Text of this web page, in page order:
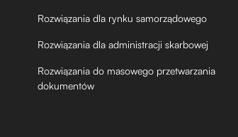
Rozwiązania dla rynku samorządowego
Rozwiązania dla administracji skarbowej
Rozwiązania do masowego przetwarzania
dokumentów